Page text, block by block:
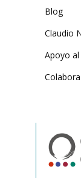
Blog
Claudio
Apoyo